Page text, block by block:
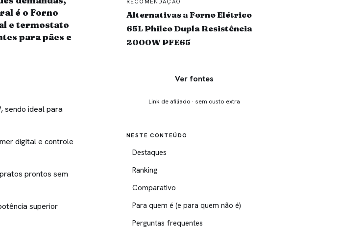
é o Forno
e termostato
para pães e
sendo ideal para
digital e controle
prontos sem
superior
Alternativas a Forno Elétrico
65L Philco Dupla Resistência
2000W PFE65
Ver fontes
Link de afiliado · sem custo extra
NESTE CONTEÚDO
Destaques
Ranking
Comparativo
Para quem é (e para quem não é)
Perguntas frequentes